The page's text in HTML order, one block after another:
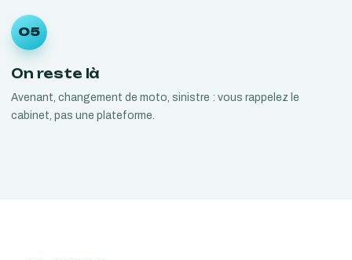
05
On reste là
Avenant, changement de moto, sinistre : vous rappelez le
cabinet, pas une plateforme.